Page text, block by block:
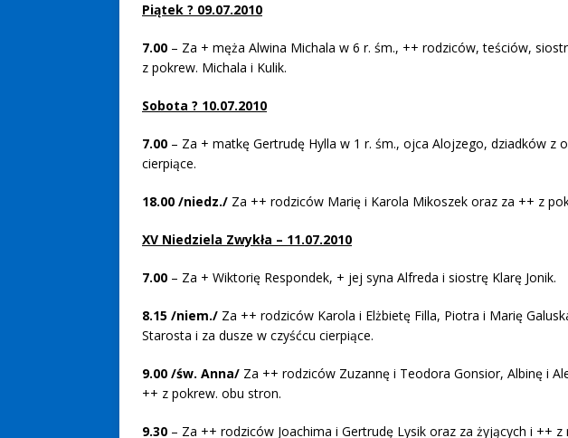
Piątek ? 09.07.2010
7.00 – Za + męża Alwina Michala w 6 r. śm., ++ rodziców, teściów,
z pokrew. Michala i Kulik.
Sobota ? 10.07.2010
7.00 – Za + matkę Gertrudę Hylla w 1 r. śm., ojca Alojzego, dziadków z
cierpiące.
18.00 /niedz./ Za ++ rodziców Marię i Karola Mikoszek oraz za ++ z
XV Niedziela Zwykła – 11.07.2010
7.00 – Za + Wiktorię Respondek, + jej syna Alfreda i siostrę Klarę Jonik.
8.15 /niem./ Za ++ rodziców Karola i Elżbietę Filla, Piotra i Marię
Starosta i za dusze w czyśćcu cierpiące.
9.00 /św. Anna/ Za ++ rodziców Zuzannę i Teodora Gonsior, Albinę i
++ z pokrew. obu stron.
9.30 – Za ++ rodziców Joachima i Gertrudę Lysik oraz za żyjących i ++ z